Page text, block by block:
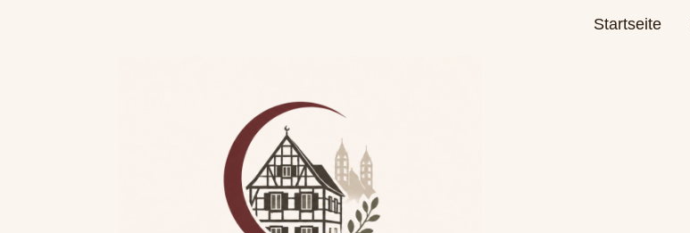
Startseite